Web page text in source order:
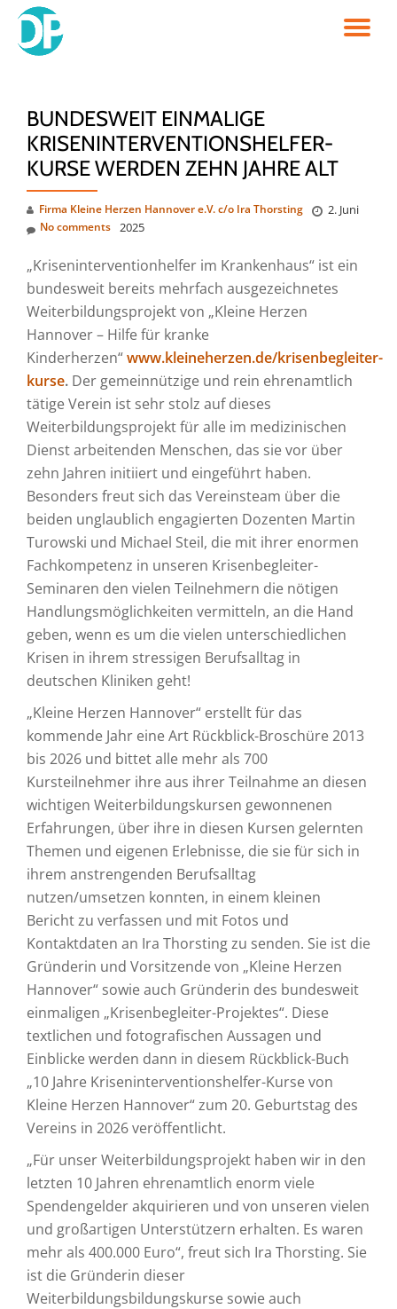
Skip
BUNDESWEIT EINMALIGE
KRISENINTERVENTIONSHELFER-
KURSE WERDEN ZEHN JAHRE ALT
Firma Kleine Herzen Hannover e.V. c/o Ira Thorsting
2. Juni
2025
No comments
„Kriseninterventionhelfer im Krankenhaus“ ist ein
bundesweit bereits mehrfach ausgezeichnetes
Weiterbildungsprojekt von „Kleine Herzen
Hannover – Hilfe für kranke
Kinderherzen“www.kleineherzen.de/krisenbegleiter-
kurse. Der gemeinnützige und rein ehrenamtlich
tätige Verein ist sehr stolz auf dieses
Weiterbildungsprojekt für alle im medizinischen
Dienst arbeitenden Menschen, das sie vor über
zehn Jahren initiiert und eingeführt haben.
Besonders freut sich das Vereinsteam über die
beiden unglaublich engagierten Dozenten Martin
Turowski und Michael Steil, die mit ihrer enormen
Fachkompetenz in unseren Krisenbegleiter-
Seminaren den vielen Teilnehmern die nötigen
Handlungsmöglichkeiten vermitteln, an die Hand
geben, wenn es um die vielen unterschiedlichen
Krisen in ihrem stressigen Berufsalltag in
deutschen Kliniken geht!
„Kleine Herzen Hannover“ erstellt für das
kommende Jahr eine Art Rückblick-Broschüre 2013
bis 2026 und bittet alle mehr als 700
Kursteilnehmer ihre aus ihrer Teilnahme an diesen
wichtigen Weiterbildungskursen gewonnenen
Erfahrungen, über ihre in diesen Kursen gelernten
Themen und eigenen Erlebnisse, die sie für sich in
ihrem anstrengenden Berufsalltag
nutzen/umsetzen konnten, in einem kleinen
Bericht zu verfassen und mit Fotos und
Kontaktdaten an Ira Thorsting zu senden. Sie ist die
Gründerin und Vorsitzende von „Kleine Herzen
Hannover“ sowie auch Gründerin des bundesweit
einmaligen „Krisenbegleiter-Projektes“. Diese
textlichen und fotografischen Aussagen und
Einblicke werden dann in diesem Rückblick-Buch
„10 Jahre Kriseninterventionshelfer-Kurse von
Kleine Herzen Hannover“ zum 20. Geburtstag des
Vereins in 2026 veröffentlicht.
„Für unser Weiterbildungsprojekt haben wir in den
letzten 10 Jahren ehrenamtlich enorm viele
Spendengelder akquirieren und von unseren vielen
und großartigen Unterstützern erhalten. Es waren
mehr als 400.000 Euro“, freut sich Ira Thorsting. Sie
ist die Gründerin dieser
Weiterbildungsbildungskurse sowie auch